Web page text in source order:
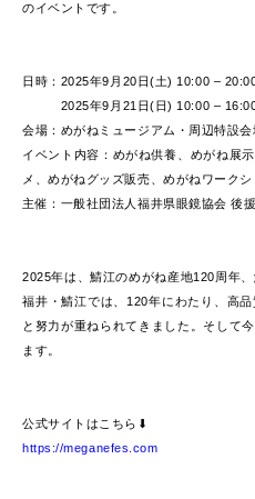
のイベントです。
日時：2025年9月20日(土) 10:00 –
2025年9月21日(日) 10:00 –
会場：めがねミュージアム・周辺特設会
イベント内容：めがね供養、めがね展
メ、めがねグッズ販売、めがねワーク
主催：一般社団法人福井県眼鏡協会 後
2025年は、鯖江のめがね産地120周年
福井・鯖江では、120年にわたり、高
と努力が重ねられてきました。そして
ます。
公式サイトはこちら⬇︎
https://meganefes.com